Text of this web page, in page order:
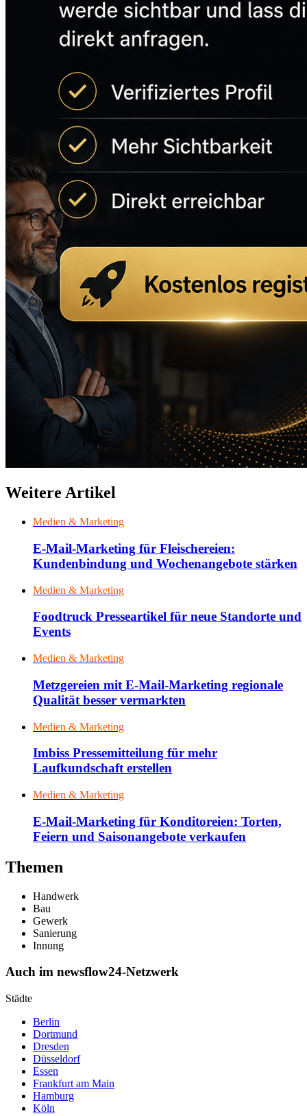
Weitere Artikel
Medien & Marketing
E-Mail-Marketing für Fleischereien:
Kundenbindung und Wochenangebote stärken
Medien & Marketing
Foodtruck Presseartikel für neue Standorte und
Events
Medien & Marketing
Metzgereien mit E-Mail-Marketing regionale
Qualität besser vermarkten
Medien & Marketing
Imbiss Pressemitteilung für mehr
Laufkundschaft erstellen
Medien & Marketing
E-Mail-Marketing für Konditoreien: Torten,
Feiern und Saisonangebote verkaufen
Themen
Handwerk
Bau
Gewerk
Sanierung
Innung
Auch im newsflow24-Netzwerk
Städte
Berlin
Dortmund
Dresden
Düsseldorf
Essen
Frankfurt am Main
Hamburg
Köln